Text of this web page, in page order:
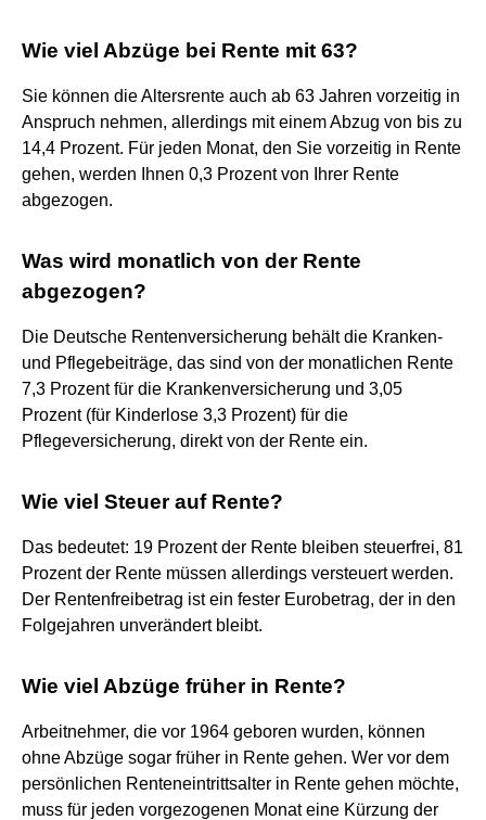
Wie viel Abzüge bei Rente mit 63?
Sie können die Altersrente auch ab 63 Jahren vorzeitig in
Anspruch nehmen, allerdings mit einem Abzug von bis zu
14,4 Prozent. Für jeden Monat, den Sie vorzeitig in Rente
gehen, werden Ihnen 0,3 Prozent von Ihrer Rente
abgezogen.
Was wird monatlich von der Rente
abgezogen?
Die Deutsche Rentenversicherung behält die Kranken-
und Pflegebeiträge, das sind von der monatlichen Rente
7,3 Prozent für die Krankenversicherung und 3,05
Prozent (für Kinderlose 3,3 Prozent) für die
Pflegeversicherung, direkt von der Rente ein.
Wie viel Steuer auf Rente?
Das bedeutet: 19 Prozent der Rente bleiben steuerfrei, 81
Prozent der Rente müssen allerdings versteuert werden.
Der Rentenfreibetrag ist ein fester Eurobetrag, der in den
Folgejahren unverändert bleibt.
Wie viel Abzüge früher in Rente?
Arbeitnehmer, die vor 1964 geboren wurden, können
ohne Abzüge sogar früher in Rente gehen. Wer vor dem
persönlichen Renteneintrittsalter in Rente gehen möchte,
muss für jeden vorgezogenen Monat eine Kürzung der